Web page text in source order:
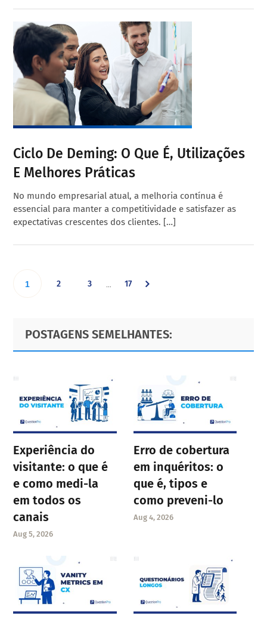
Ciclo De Deming: O Que É, Utilizações
E Melhores Práticas
No mundo empresarial atual, a melhoria contínua é
essencial para manter a competitividade e satisfazer as
expectativas crescentes dos clientes. […]
Go
page
1 Go
page
2 Go
page
3
pagesGo
page
17
Primary
Sidebar
Footer
POSTAGENS SEMELHANTES:
Experiência do
visitante: o que é
e como medi-la
em todos os
canais
Aug 5, 2026
Erro de cobertura
em inquéritos: o
que é, tipos e
como preveni-lo
Aug 4, 2026